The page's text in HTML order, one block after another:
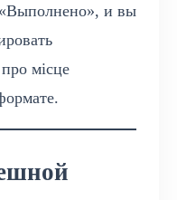
и вы
місце